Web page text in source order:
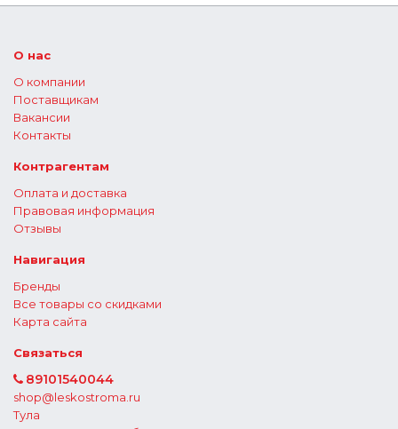
О нас
О компании
Поставщикам
Вакансии
Контакты
Контрагентам
Оплата и доставка
Правовая информация
Отзывы
Навигация
Бренды
Все товары со скидками
Карта сайта
Связаться
89101540044
shop@leskostroma.ru
Тула